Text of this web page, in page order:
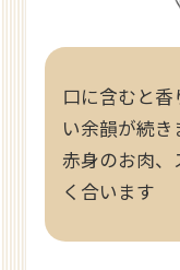
口に含むと
い余韻が続き
赤身のお肉、
く合います